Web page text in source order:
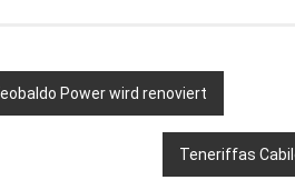
Power wird renoviert
Teneriffas